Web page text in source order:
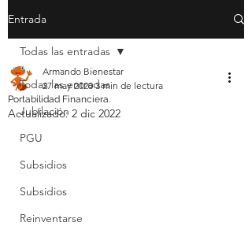
Entrada
Todas las entradas
Jubilación
PGU
Subsidios
Subsidios
Reinventarse
Todas las entradas
Portabilidad Financiera.
Armando Bienestar
27 may 2020 3 min de lectura
Actualizado: 2 dic 2022